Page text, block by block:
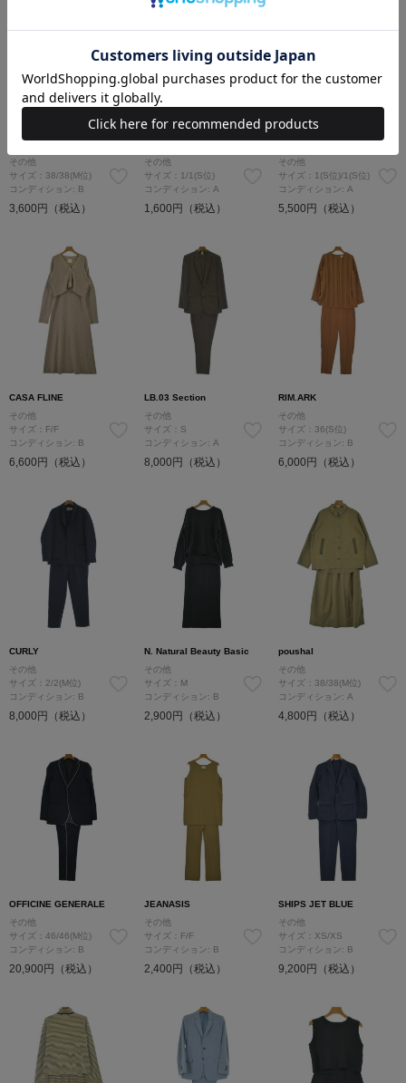
その他
サイズ：38/38(M位)
コンディション: B
3,600円（税込）
その他
サイズ：1/1(S位)
コンディション: A
1,600円（税込）
その他
サイズ：1(S位)/1(S位)
コンディション: A
5,500円（税込）
CASA FLINE
その他
サイズ：F/F
コンディション: B
6,600円（税込）
LB.03 Section
その他
サイズ：S
コンディション: A
8,000円（税込）
RIM.ARK
その他
サイズ：36(S位)
コンディション: B
6,000円（税込）
CURLY
その他
サイズ：2/2(M位)
コンディション: B
8,000円（税込）
N. Natural Beauty Basic
その他
サイズ：M
コンディション: B
2,900円（税込）
poushal
その他
サイズ：38/38(M位)
コンディション: A
4,800円（税込）
OFFICINE GENERALE
その他
サイズ：46/46(M位)
コンディション: B
20,900円（税込）
JEANASIS
その他
サイズ：F/F
コンディション: B
2,400円（税込）
SHIPS JET BLUE
その他
サイズ：XS/XS
コンディション: B
9,200円（税込）